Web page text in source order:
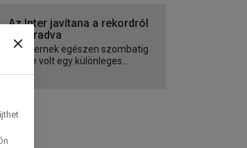
Az Inter javítana a rekordról
lemaradva
Az Internek egészen szombatig
esélye volt egy különleges...